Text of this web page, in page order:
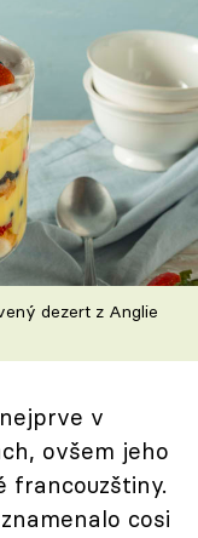
dezert z Anglie
v
ovšem jeho
francouzštiny.
cosi